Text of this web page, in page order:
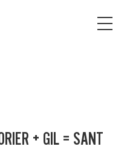
Open
+ GIL = SANT